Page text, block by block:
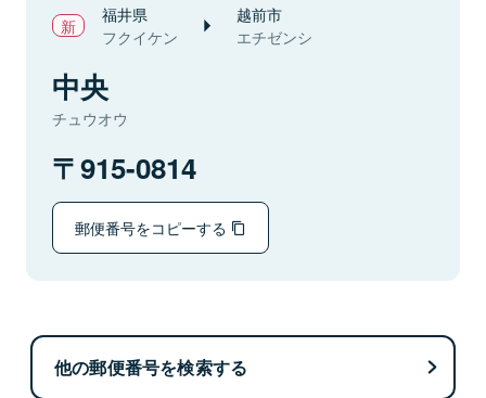
福井県
フクイケン
越前市
エチゼンシ
中央
チュウオウ
915-0814
郵便番号をコピーする
他の郵便番号を検索する